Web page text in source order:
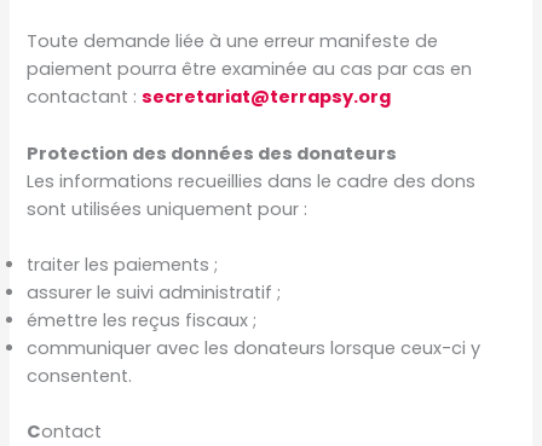
Toute demande liée à une erreur manifeste de
paiement pourra être examinée au cas par cas en
contactant :secretariat@terrapsy.org
Protection des données des donateurs
Les informations recueillies dans le cadre des dons
sont utilisées uniquement pour :
traiter les paiements ;
assurer le suivi administratif ;
émettre les reçus fiscaux ;
communiquer avec les donateurs lorsque ceux-ci y
consentent.
Contact